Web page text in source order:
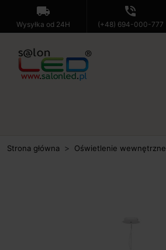
local_shipping
Wysyłka od 24H
phone_in_talk
(+48) 694-000-777
Strona główna Oświetlenie wewnętrzne